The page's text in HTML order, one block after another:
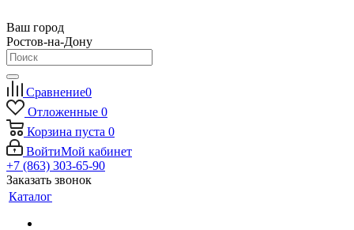
Ваш город
Ростов-на-Дону
Сравнение0
Отложенные 0
Корзина пуста 0
ВойтиМой кабинет
+7 (863) 303-65-90
Заказать звонок
Каталог